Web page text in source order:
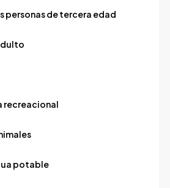
personas de tercera edad
recreacional
potable